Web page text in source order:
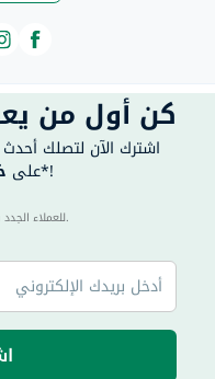
كن أول من
اشترك الآن لتصلك
علىمباشرةً*!
40 للعملاء الجدد فقط. تطبق الشروط والأحكام.